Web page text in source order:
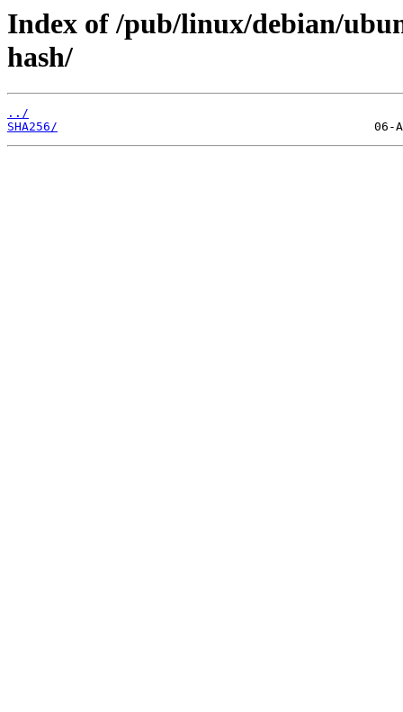
Index of /pub/linux/debian/
hash/
../
SHA256/